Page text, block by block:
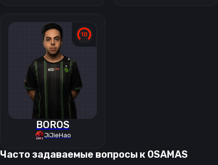
BOROS
JiJieHao
Часто задаваемые вопросы к 0SAMAS